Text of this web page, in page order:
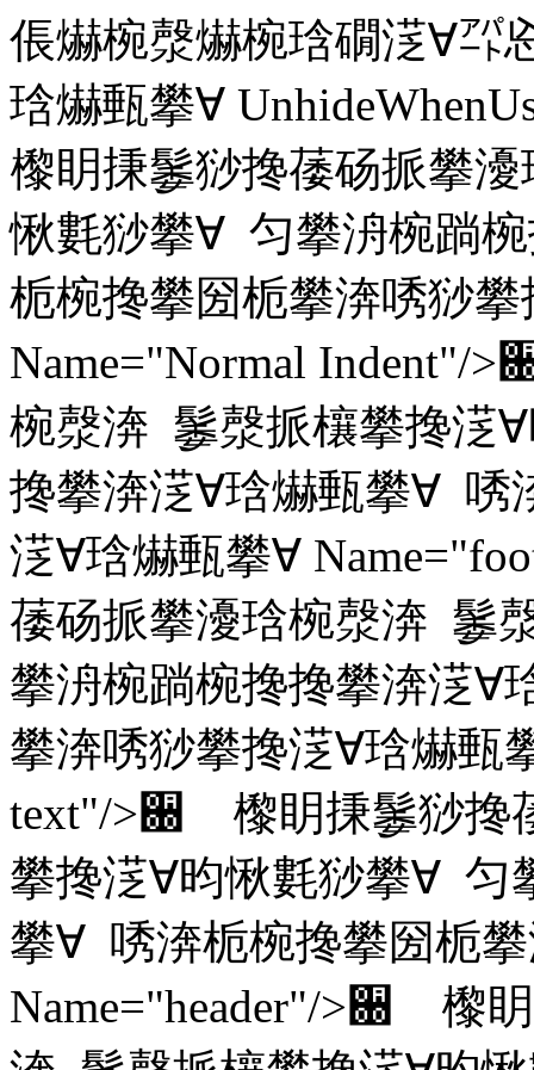
倀爀椀漀爀椀琀礀㴀∀㌀
琀爀甀攀∀
㰀眀㨀䰀猀搀䔀砀挀攀
愀氀猀攀∀ 匀攀洀椀䠀
栀椀搀攀圀栀攀渀唀猀
Name="Normal Indent"/
椀漀渀 䰀漀挀欀攀搀㴀
搀攀渀㴀∀琀爀甀攀∀ 唀
㴀∀琀爀甀攀∀
䔀砀挀攀瀀琀椀漀渀 䰀
攀洀椀䠀椀搀搀攀渀㴀∀
攀渀唀猀攀搀㴀∀琀爀甀
text"/>਀ 㰀眀㨀䰀猀搀
攀搀㴀∀昀愀氀猀攀∀ 匀
攀∀ 唀渀栀椀搀攀圀栀
Name="header"/>਀ 㰀